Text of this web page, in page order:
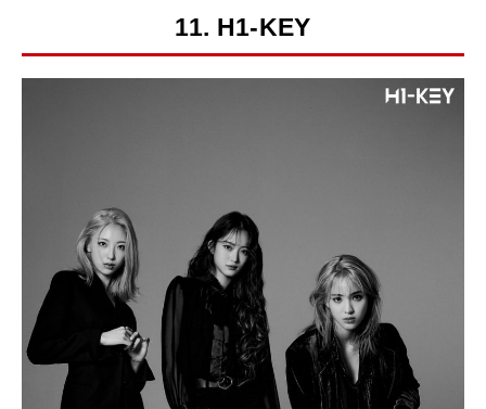
11. H1-KEY